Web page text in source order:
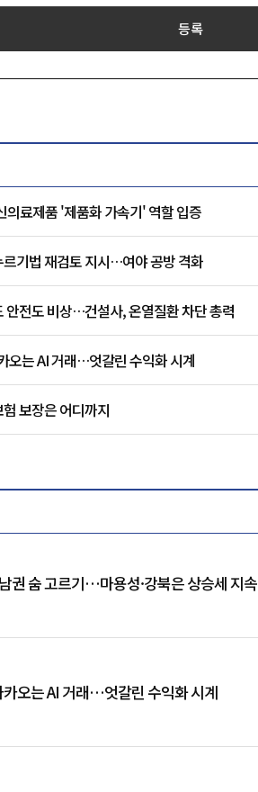
등록
의료제품 '제품화 가속기' 역할 입증
르기법 재검토 지시…여야 공방 격화
안전도 비상…건설사, 온열질환 차단 총력
오는 AI 거래…엇갈린 수익화 시계
보장은 어디까지
권 숨 고르기…마용성·강북은 상승세 지속
카오는 AI 거래…엇갈린 수익화 시계